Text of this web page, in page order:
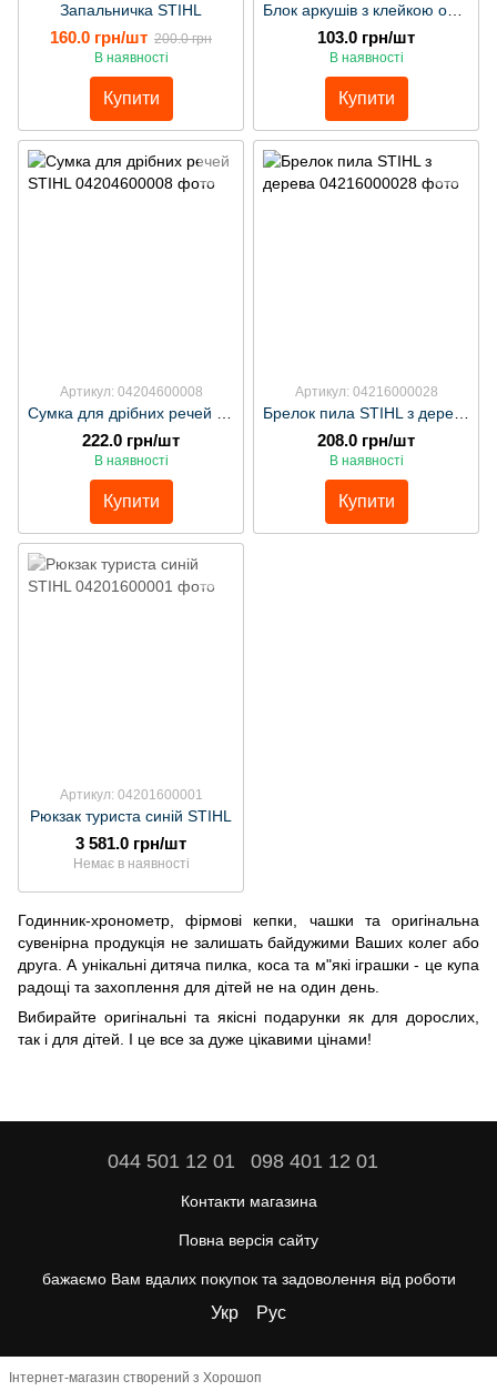
Запальничка STIHL
160.0 грн/шт 200.0 грн
В наявності
Купити
103.0 грн/шт
В наявності
Купити
Артикул: 04204600008
222.0 грн/шт
В наявності
Купити
Артикул: 04216000028
208.0 грн/шт
В наявності
Купити
Артикул: 04201600001
Рюкзак туриста синій STIHL
3 581.0 грн/шт
Немає в наявності
Годинник-хронометр, фірмові кепки, чашки та оригінальна
сувенірна продукція не залишать байдужими Ваших колег або
друга. А унікальні дитяча пилка, коса та м"які іграшки - це купа
радощі та захоплення для дітей не на один день.
Вибирайте оригінальні та якісні подарунки як для дорослих,
так і для дітей. І це все за дуже цікавими цінами!
044 501 12 01 098 401 12 01
Контакти магазина
Повна версія сайту
бажаємо Вам вдалих покупок та задоволення від роботи
Укр Рус
Інтернет-магазин створений з Хорошоп